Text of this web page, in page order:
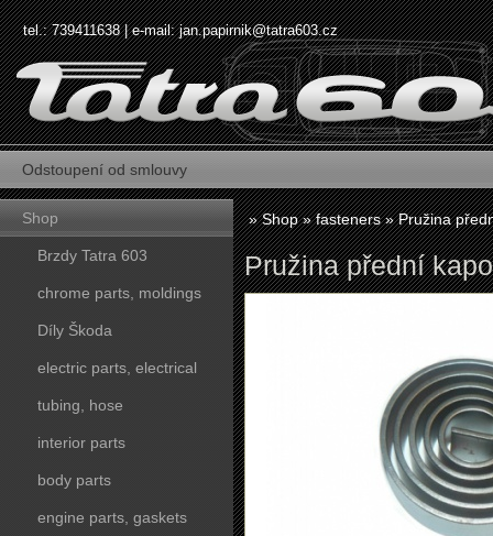
tel.: 739411638 | e-mail:jan.papirnik@tatra603.cz
Odstoupení od smlouvy
Shop
Brzdy Tatra 603
chrome parts, moldings
Díly Škoda
electric parts, electrical
tubing, hose
interior parts
body parts
engine parts, gaskets
»Shop»fasteners»Pružina
Pružina přední